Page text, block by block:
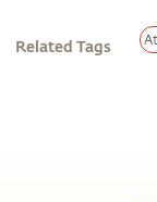
Related Tags